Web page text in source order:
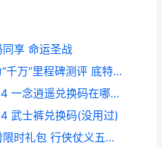
享 命运圣战
《底特律：化身为人》为“千万”里程碑测评 底特律化身为人好玩吗
一念逍遥兑换码有效2024 一念逍遥兑换码在哪输入
武士裤兑换码(没用过)
行侠仗义五千年10月新增限时礼包 行侠仗义五千年破解版无限叶子